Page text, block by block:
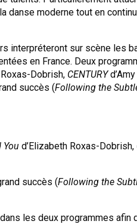
moderne tout en
interpréteront sur scène les
en France. Deux
Dobrish, CENTURY
succès (Following the
You d’Elizabeth Roxas-Dobrish,
succès (Following the
les deux programmes